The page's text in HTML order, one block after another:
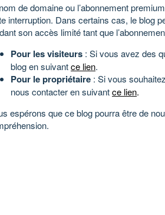
de domaine ou l’abonnement
interruption. Dans certains cas, le blog
son accès limité tant que
Pour les visiteurs : Si vous avez des
blog en suivantce lien.
Pour le propriétaire : Si vous
nous contacter en suivantce lien.
espérons que ce blog pourra être de